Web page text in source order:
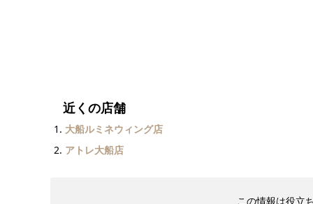
近くの店舗
大船ルミネウィング店
アトレ大船店
この情報は役立